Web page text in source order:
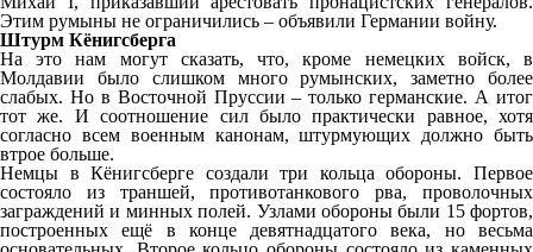
Этим румыны не ограничились – объявили Германии войну.
Штурм Кёнигсберга
На это нам могут сказать, что, кроме немецких войск, в
Молдавии было слишком много румынских, заметно более
слабых. Но в Восточной Пруссии – только германские. А итог
тот же. И соотношение сил было практически равное, хотя
согласно всем военным канонам, штурмующих должно быть
втрое больше.
Немцы в Кёнигсберге создали три кольца обороны. Первое
состояло из траншей, противотанкового рва, проволочных
заграждений и минных полей. Узлами обороны были 15 фортов,
построенных ещё в конце девятнадцатого века, но весьма